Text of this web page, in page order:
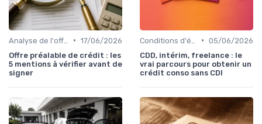
• 17/06/2026
Offre préalable de crédit : les
5 mentions à vérifier avant de
signer
• 05/06/2026
CDD, intérim, freelance : le
vrai parcours pour obtenir un
crédit conso sans CDI